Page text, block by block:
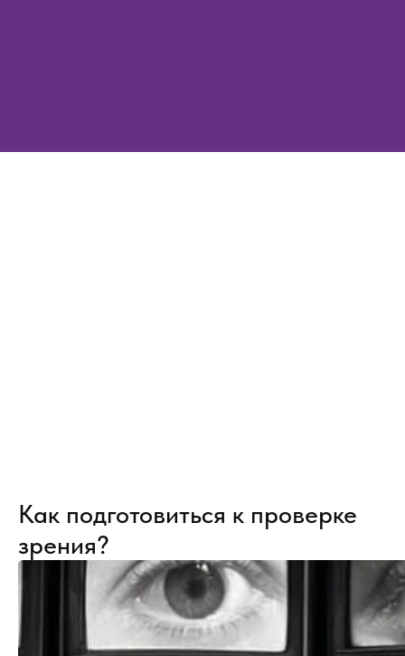
Как подготовиться к проверке
зрения?